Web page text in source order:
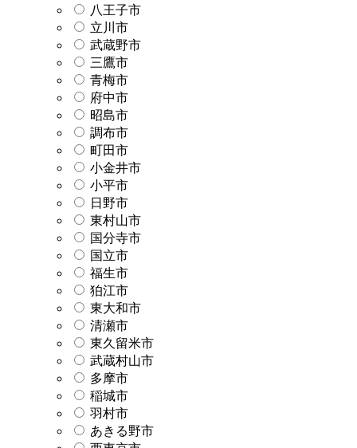
八王子市
立川市
武蔵野市
三鷹市
青梅市
府中市
昭島市
調布市
町田市
小金井市
小平市
日野市
東村山市
国分寺市
国立市
福生市
狛江市
東大和市
清瀬市
東久留米市
武蔵村山市
多摩市
稲城市
羽村市
あきる野市